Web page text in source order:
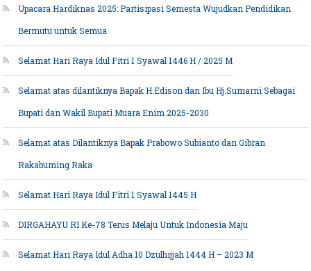
Upacara Hardiknas 2025: Partisipasi Semesta Wujudkan Pendidikan
Bermutu untuk Semua
Selamat Hari Raya Idul Fitri 1 Syawal 1446 H / 2025 M
Selamat atas dilantiknya Bapak H.Edison dan Ibu Hj.Sumarni Sebagai
Bupati dan Wakil Bupati Muara Enim 2025-2030
Selamat atas Dilantiknya Bapak Prabowo Subianto dan Gibran
Rakabuming Raka
Selamat Hari Raya Idul Fitri 1 Syawal 1445 H
DIRGAHAYU RI Ke-78 Terus Melaju Untuk Indonesia Maju
Selamat Hari Raya Idul Adha 10 Dzulhijjah 1444 H – 2023 M